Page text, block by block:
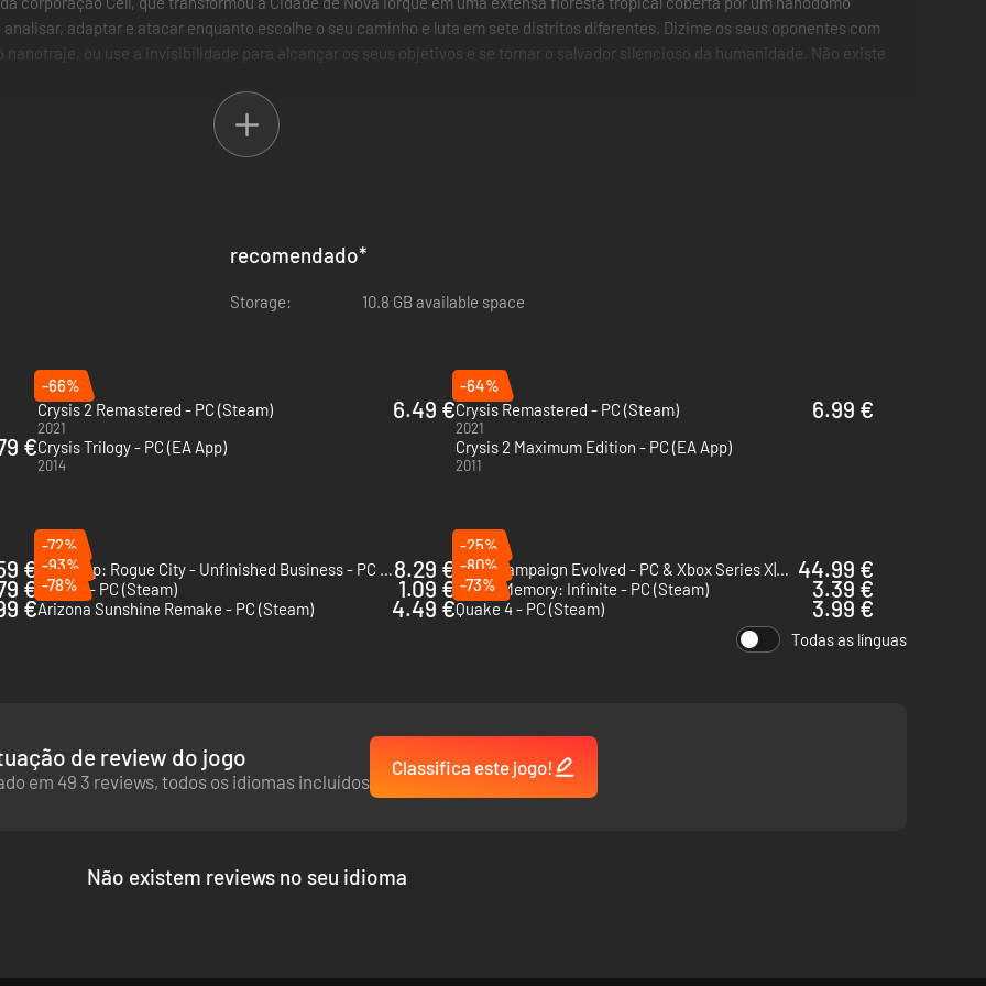
adaptar e atacar enquanto escolhe o seu caminho e luta em sete distritos diferentes. Dizime os seus oponentes com
ou use a invisibilidade para alcançar os seus objetivos e se tornar o salvador silencioso da humanidade. Não existe
recomendado*
Storage: 10.8 GB available space
-66%
Crysis 2 Remastered - PC (Steam)
2021
6.49 €
-64%
Crysis Remastered - PC (Steam)
2021
6.99 €
€Crysis Trilogy - PC (EA App)
2014
Crysis 2 Maximum Edition - PC (EA App)
2011
€
-72%
RoboCop: Rogue City - Unfinished Business - PC (Steam)8.29 €
-25%
Halo: Campaign Evolved - PC & Xbox Series X|S (Microsoft Store) 44.99 €
€
-93%
Sprawl - PC (Steam)
1.09 €
-80%
Bright Memory: Infinite - PC (Steam)
3.39 €
€
-78%
Arizona Sunshine Remake - PC (Steam)
4.49 €
-73%
Quake 4 - PC (Steam)
3.99 €
Todas as línguas
de review do jogo
em 49 3 reviews, todos os idiomas incluídos
Classifica este jogo!
Não existem reviews no seu idioma